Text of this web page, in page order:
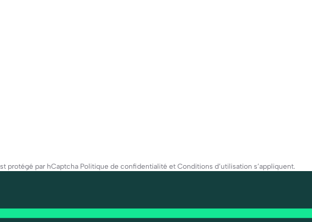
protégé par hCaptcha Politique de confidentialitéet Conditions d’utilisation s’appliquent.